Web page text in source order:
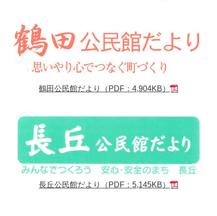
鶴田公民館だより（PDF：4,904KB）
長丘公民館だより（PDF：5,145KB）